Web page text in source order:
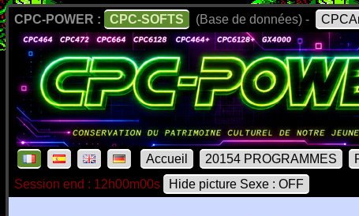
CPC-POWER : CPC-SOFTS (Base de données) -
Accueil 20154 PROGRAMMES
Session end : 12h00m00s
Hide picture Sexe : OFF